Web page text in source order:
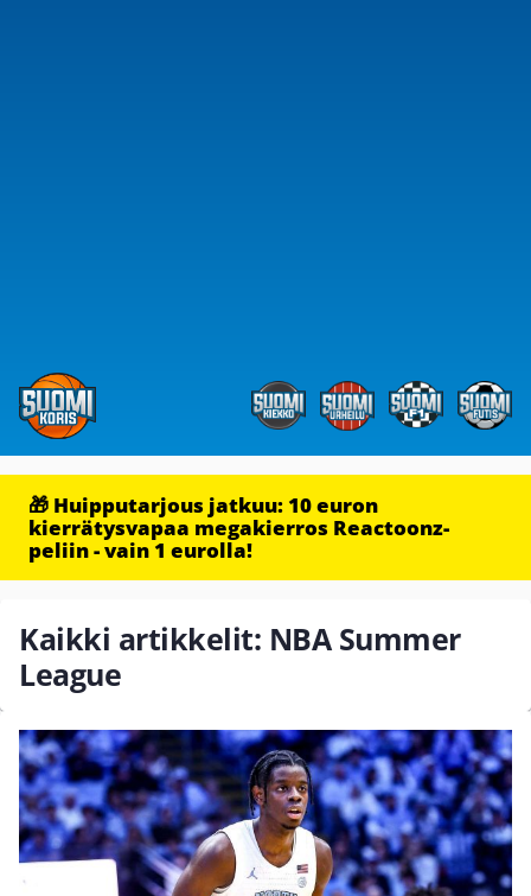
🎁 Huipputarjous jatkuu: 10 euron
kierrätysvapaa megakierros Reactoonz-
peliin - vain 1 eurolla!
Kaikki artikkelit: NBA Summer
League